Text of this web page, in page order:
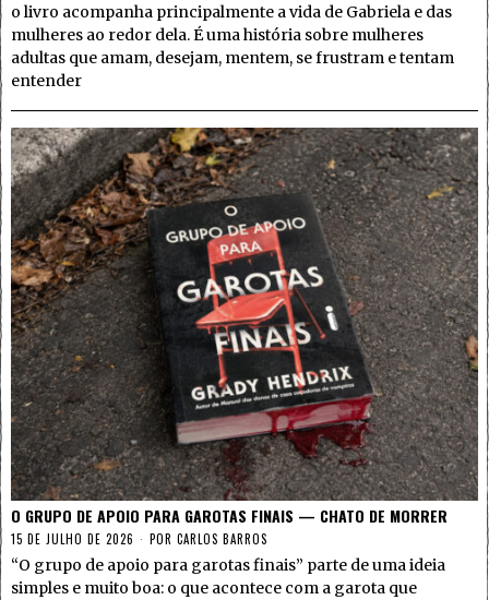
o livro acompanha principalmente a vida de Gabriela e das
mulheres ao redor dela. É uma história sobre mulheres
adultas que amam, desejam, mentem, se frustram e tentam
entender
O GRUPO DE APOIO PARA GAROTAS FINAIS — CHATO DE MORRER
15 DE JULHO DE 2026 POR CARLOS BARROS
“O grupo de apoio para garotas finais” parte de uma ideia
simples e muito boa: o que acontece com a garota que